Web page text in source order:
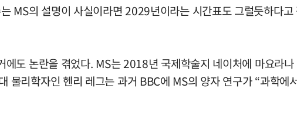
MS의 설명이 사실이라면 2029년이라는 시간표도 그럴듯하다
에도 논란을 겪었다. MS는 2018년 국제학술지 네이처에 마요라
물리학자인 헨리 레그는 과거 BBC에 MS의 양자 연구가 “과학